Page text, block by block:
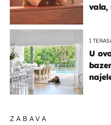
ZABAVA
vala,
I
U